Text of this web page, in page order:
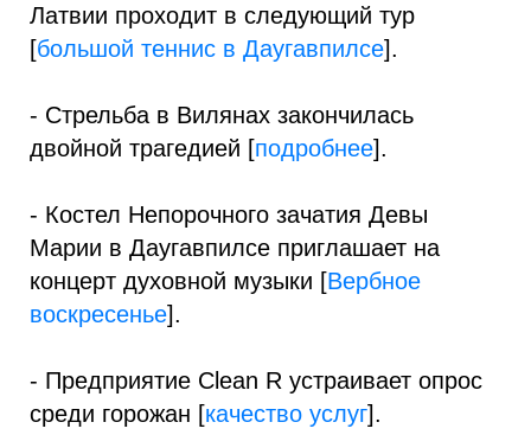
Латвии проходит в следующий тур
[большой теннис в Даугавпилсе].
- Стрельба в Вилянах закончилась
двойной трагедией [подробнее].
- Костел Непорочного зачатия Девы
Марии в Даугавпилсе приглашает на
концерт духовной музыки [Вербное
воскресенье].
- Предприятие Clean R устраивает опрос
среди горожан [качество услуг].